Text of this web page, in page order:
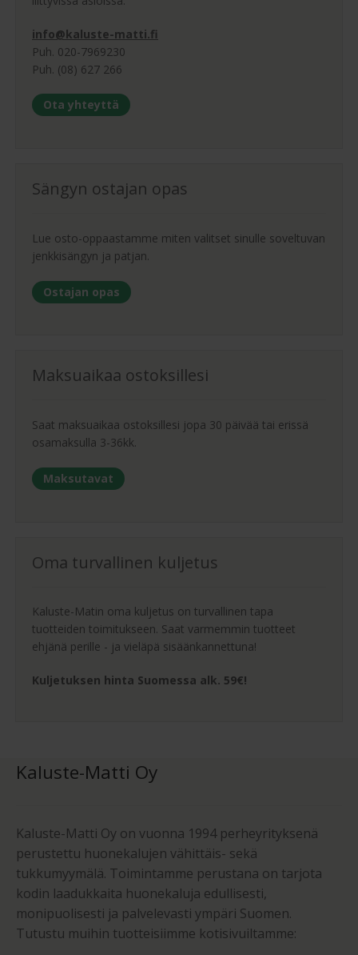
info@kaluste-matti.fi
Puh. 020-7969230
Puh. (08) 627 266
Ota yhteyttä
Sängyn ostajan opas
Lue osto-oppaastamme miten valitset sinulle soveltuvan
jenkkisängyn ja patjan.
Ostajan opas
Maksuaikaa ostoksillesi
Saat maksuaikaa ostoksillesi jopa 30 päivää tai erissä
osamaksulla 3-36kk.
Maksutavat
Oma turvallinen kuljetus
Kaluste-Matin oma kuljetus on turvallinen tapa
tuotteiden toimitukseen. Saat varmemmin tuotteet
ehjänä perille - ja vieläpä sisäänkannettuna!
Kuljetuksen hinta Suomessa alk. 59€!
Kaluste-Matti Oy
Kaluste-Matti Oy on vuonna 1994 perheyrityksenä
perustettu huonekalujen vähittäis- sekä
tukkumyymälä. Toimintamme perustana on tarjota
kodin laadukkaita huonekaluja edullisesti,
monipuolisesti ja palvelevasti ympäri Suomen.
Tutustu muihin tuotteisiimme kotisivuiltamme: